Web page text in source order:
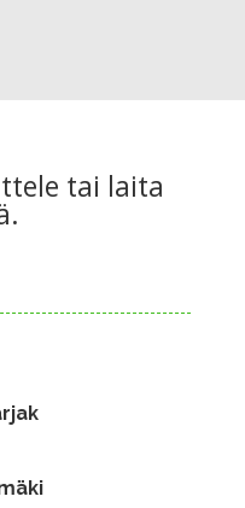
tai laita